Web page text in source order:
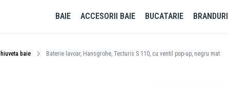
BAIE ACCESORII BAIE BUCATARIE BRANDURI
baie Baterie lavoar, Hansgrohe, Tecturis S 110, cu ventil pop-up, negru mat